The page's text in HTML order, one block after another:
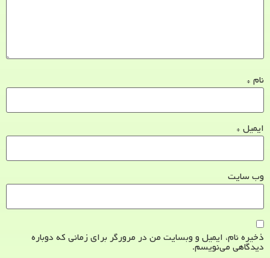
نام *
ایمیل *
وب‌ سایت
ذخیره نام، ایمیل و وبسایت من در مرورگر برای زمانی که دوباره
دیدگاهی می‌نویسم.